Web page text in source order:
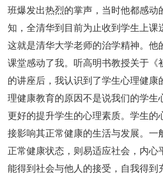
班爆发出热烈的掌声，当时他都感动
知，全清华到目前为止收到学生上课
这就是清华大学老师的治学精神。他
课堂感动了我。听高明书教授关于《
的讲座后，我认识到了学生心理健康
理健康教育的原因不是说我们的学生
更好的提升学生的心理素质。学生的
接影响其正常健康的生活与发展。一
正常健康状态，则易适应社会，内心
能得到社会与他人的接受，自我得到